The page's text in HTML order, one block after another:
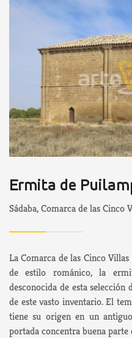
Ermita de
Sádaba, Comarca de las Cinco
La Comarca de las Cinco
de estilo románico, la
desconocida de esta
de este vasto inventario. El
tiene su origen en un
portada concentra buena